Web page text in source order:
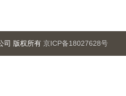
司 版权所有 京ICP备18027628号